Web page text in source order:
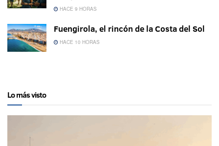
HACE 9 HORAS
Fuengirola, el rincón de la Costa del Sol
HACE 10 HORAS
Lo más visto